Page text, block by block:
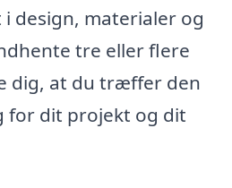
design, materialer og
tre eller flere
dig, at du træffer den
for dit projekt og dit